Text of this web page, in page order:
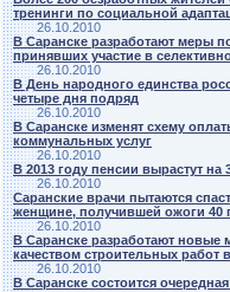
тренинги по социальной
26.10.2010
В Саранске разработают меры
принявших участие в
26.10.2010
В День народного единства
четыре дня подряд
26.10.2010
В Саранске изменят схему
коммунальных услуг
26.10.2010
В 2013 году пенсии вырастут на
26.10.2010
Саранские врачи пытаются
женщине, получившей ожоги 40
26.10.2010
В Саранске разработают новые
качеством строительных работ
26.10.2010
В Саранске состоится